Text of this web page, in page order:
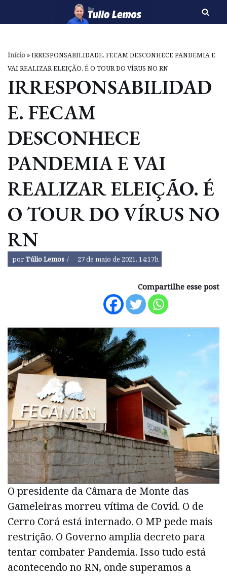
o
conteúdo
Início»IRRESPONSABILIDADE. FECAM DESCONHECE PANDEMIA E
VAI REALIZAR ELEIÇÃO. É O TOUR DO VÍRUS NO RN
IRRESPONSABILIDAD
E. FECAM
DESCONHECE
PANDEMIA E VAI
REALIZAR ELEIÇÃO. É
O TOUR DO VÍRUS NO
RN
porTúlio Lemos 27 de maio de 2021, 14:17h
Compartilhe esse post
O presidente da Câmara de Monte das
Gameleiras morreu vítima de Covid. O de
Cerro Corá está internado. O MP pede mais
restrição. O Governo amplia decreto para
tentar combater Pandemia. Isso tudo está
acontecendo no RN, onde superamos a